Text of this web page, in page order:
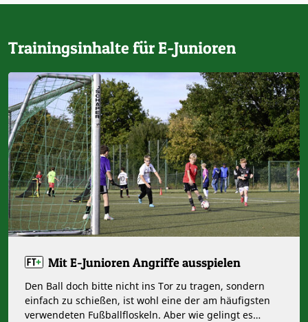
Trainingsinhalte für E-Junioren
Mit E-Junioren Angriffe ausspielen
Den Ball doch bitte nicht ins Tor zu tragen, sondern
einfach zu schießen, ist wohl eine der am häufigsten
verwendeten Fußballfloskeln. Aber wie gelingt es